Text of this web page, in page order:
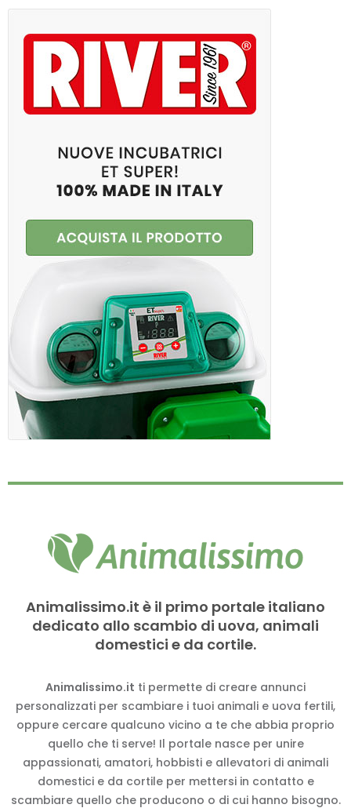
Animalissimo.it è il primo portale italiano
dedicato allo scambio di uova, animali
domestici e da cortile.
Animalissimo.it ti permette di creare annunci
personalizzati per scambiare i tuoi animali e uova fertili,
oppure cercare qualcuno vicino a te che abbia proprio
quello che ti serve! Il portale nasce per unire
appassionati, amatori, hobbisti e allevatori di animali
domestici e da cortile per mettersi in contatto e
scambiare quello che producono o di cui hanno bisogno.